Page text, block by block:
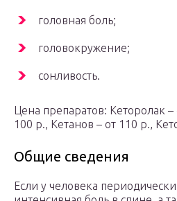
головная боль;
головокружение;
сонливость.
Цена препаратов: Кеторолак –
100 р., Кетанов – от 110 р.,
Общие сведения
Если у человека